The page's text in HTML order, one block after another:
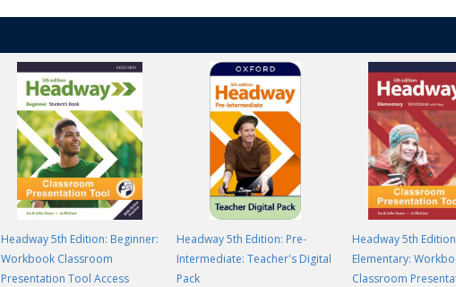
Headway 5th Edition: Beginner:
Workbook Classroom
Presentation Tool Access
Headway 5th Edition: Pre-
Intermediate: Teacher's Digital
Pack
Headway 5th
Elementary:
Classroom